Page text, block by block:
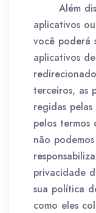
Além
aplicativos
você poderá
aplicativos
terceiros, as
regidas
pelos termos
não
privacidade
sua política
como eles